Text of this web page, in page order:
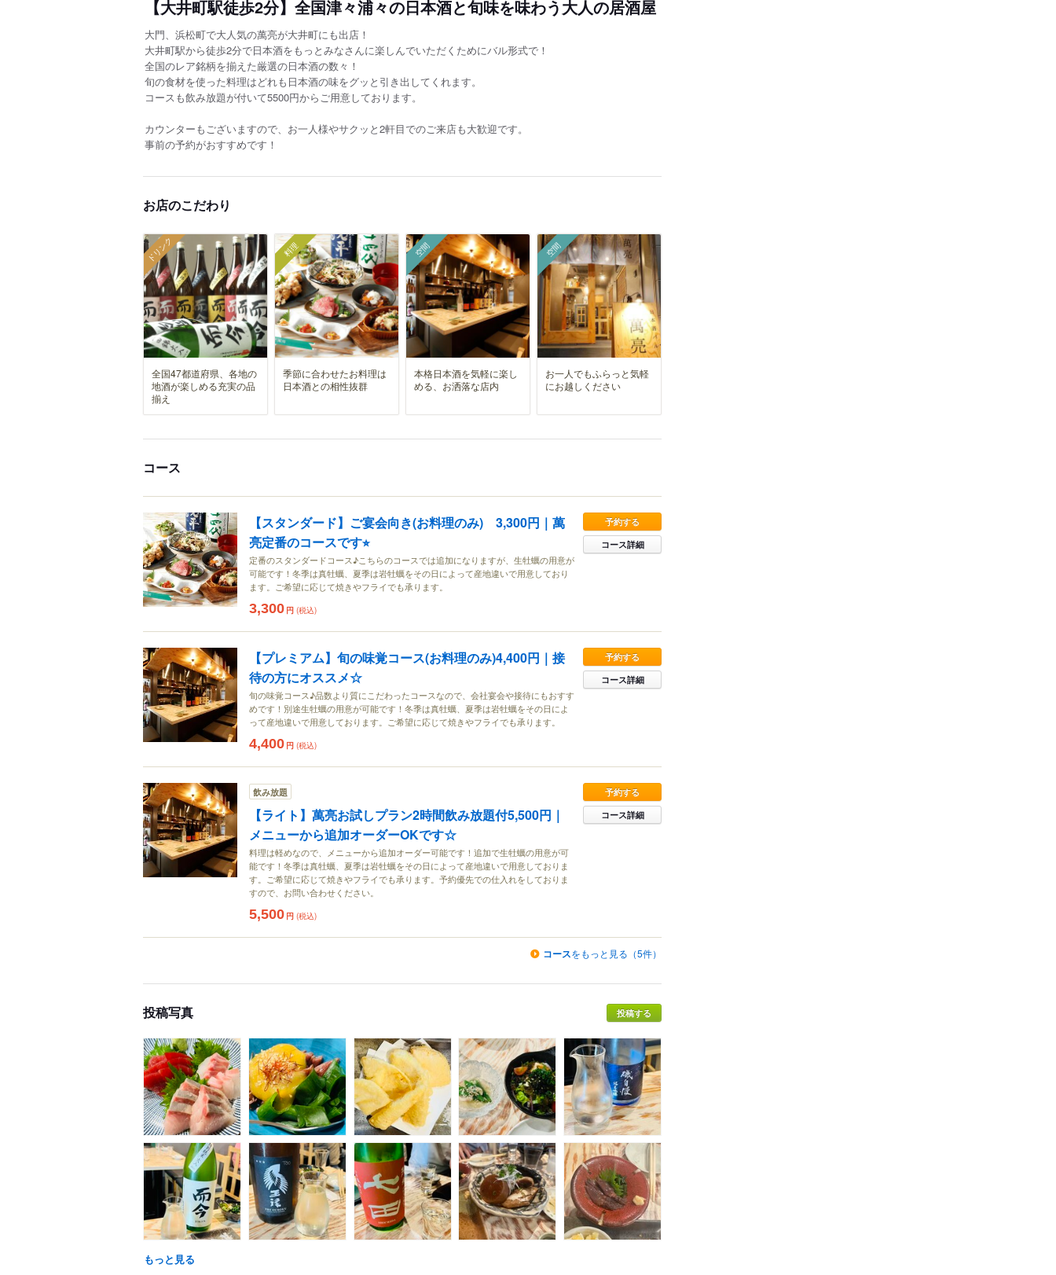
【大井町駅徒歩2分】全国津々浦々の日本酒と旬味を味わう大人の居酒屋
大門、浜松町で大人気の萬亮が大井町にも出店！
大井町駅から徒歩2分で日本酒をもっとみなさんに楽しんでいただくためにバル形式で！
全国のレア銘柄を揃えた厳選の日本酒の数々！
旬の食材を使った料理はどれも日本酒の味をグッと引き出してくれます。
コースも飲み放題が付いて5500円からご用意しております。
カウンターもございますので、お一人様やサクッと2軒目でのご来店も大歓迎です。
事前の予約がおすすめです！
お店のこだわり
ドリンク
全国47都道府県、各地の
地酒が楽しめる充実の品
揃え
料理
季節に合わせたお料理は
日本酒との相性抜群
空間
本格日本酒を気軽に楽し
める、お洒落な店内
空間
お一人でもふらっと気軽
にお越しください
コース
【スタンダード】ご宴会向き(お料理のみ) 3,300円｜萬
亮定番のコースです⭐︎
定番のスタンダードコース♪こちらのコースでは追加になりますが、生牡蠣の用意が
可能です！冬季は真牡蠣、夏季は岩牡蠣をその日によって産地違いで用意しており
ます。ご希望に応じて焼きやフライでも承ります。
予約する
コース詳細
3,300 円 (税込)
【プレミアム】旬の味覚コース(お料理のみ)4,400円｜接
待の方にオススメ☆
旬の味覚コース♪品数より質にこだわったコースなので、会社宴会や接待にもおすす
めです！別途生牡蠣の用意が可能です！冬季は真牡蠣、夏季は岩牡蠣をその日によ
って産地違いで用意しております。ご希望に応じて焼きやフライでも承ります。
予約する
コース詳細
4,400 円 (税込)
飲み放題
【ライト】萬亮お試しプラン2時間飲み放題付5,500円｜
メニューから追加オーダーOKです☆
料理は軽めなので、メニューから追加オーダー可能です！追加で生牡蠣の用意が可
能です！冬季は真牡蠣、夏季は岩牡蠣をその日によって産地違いで用意しておりま
す。ご希望に応じて焼きやフライでも承ります。予約優先での仕入れをしておりま
すので、お問い合わせください。
予約する
コース詳細
5,500 円 (税込)
コースをもっと見る（5件）
投稿写真 投稿する
もっと見る